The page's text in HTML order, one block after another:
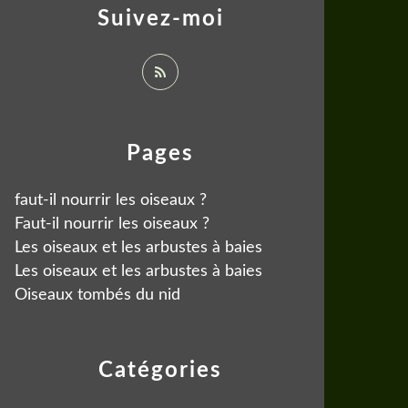
Catégories
Pages
faut-il nourrir les oiseaux ?
Faut-il nourrir les oiseaux ?
Les oiseaux et les arbustes à baies
Les oiseaux et les arbustes à baies
Oiseaux tombés du nid
Suivez-moi